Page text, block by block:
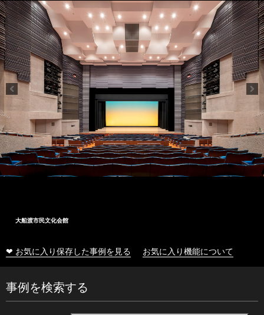
大船渡市民文化会館
❤ お気に入り保存した事例を見る お気に入り機能について
事例を検索する